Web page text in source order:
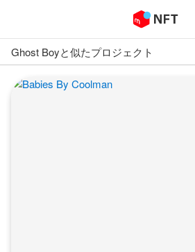
Ghost Boyと似たプロジェクト